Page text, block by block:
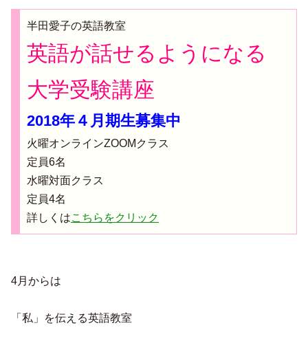
半田愛子の英語教室
英語が話せるようになる
大学受験講座
2018年４月期生募集中
火曜オンラインZOOMクラス
定員6名
水曜対面クラス
定員4名
詳しくはこちらをクリック
4月からは
「私」を伝える英語教室